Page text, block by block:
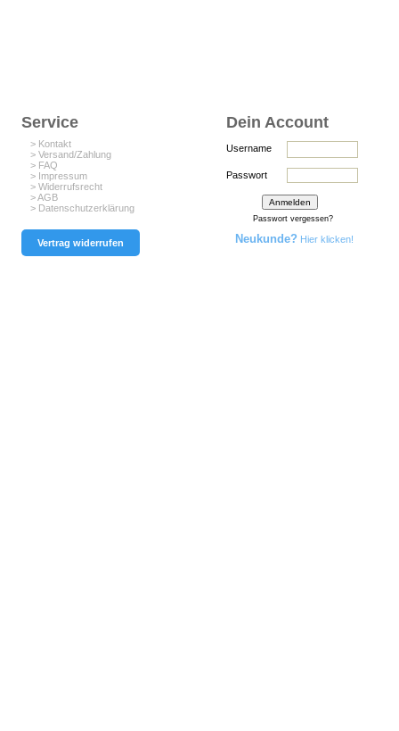
Service
> Kontakt
> Versand/Zahlung
> FAQ
> Impressum
> Widerrufsrecht
> AGB
> Datenschutzerklärung
Vertrag widerrufen
Dein Account
Username
Passwort
Passwort vergessen?
Neukunde? Hier klicken!